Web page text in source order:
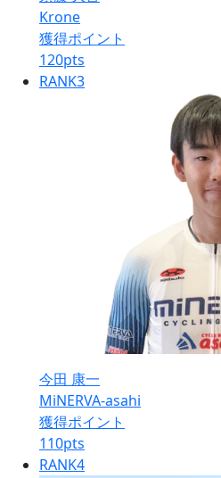
Krone
獲得ポイント
120pts
RANK3
今田 康一
MiNERVA-asahi
獲得ポイント
110pts
RANK4